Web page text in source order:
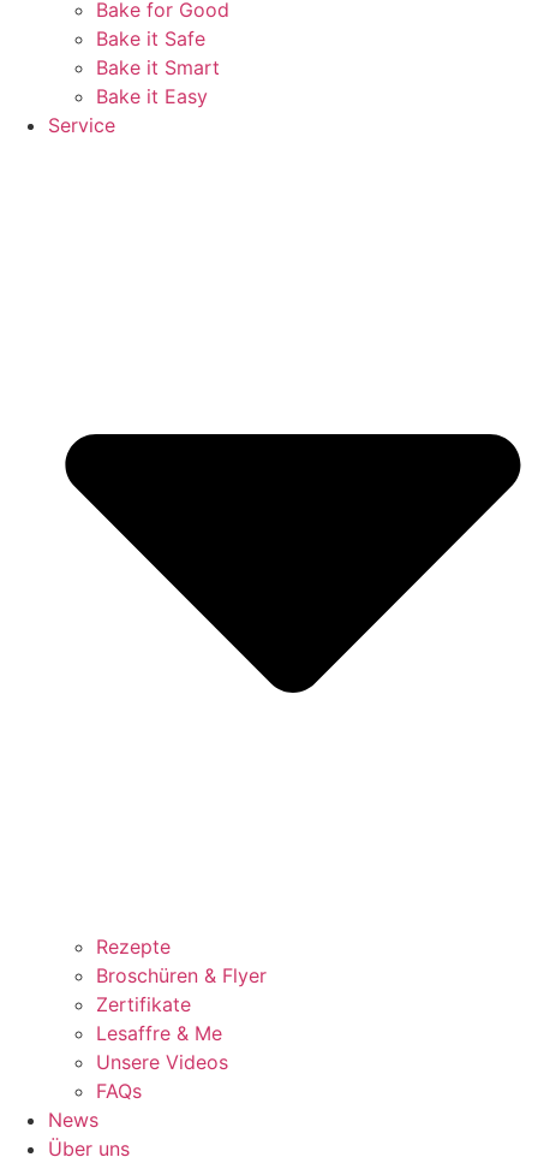
Bake for Good
Bake it Safe
Bake it Smart
Bake it Easy
Service
Rezepte
Broschüren & Flyer
Zertifikate
Lesaffre & Me
Unsere Videos
FAQs
News
Über uns